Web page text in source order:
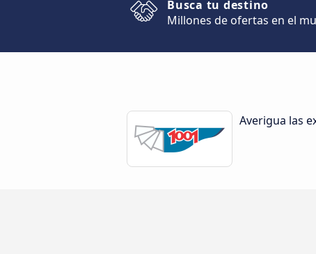
Busca tu destino
Millones de ofertas en el
Averigua las